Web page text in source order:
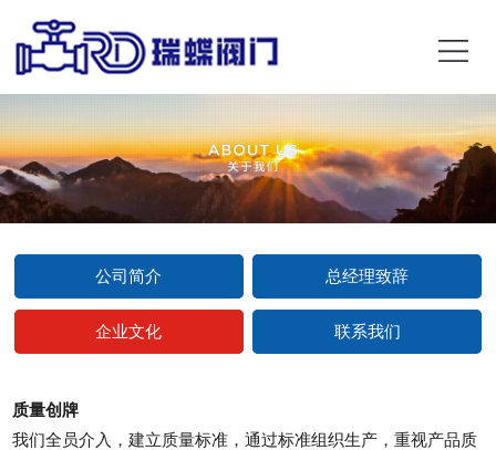
公司简介 总经理致辞
企业文化 联系我们
质量创牌
我们全员介入，建立质量标准，通过标准组织生产，重视产品质